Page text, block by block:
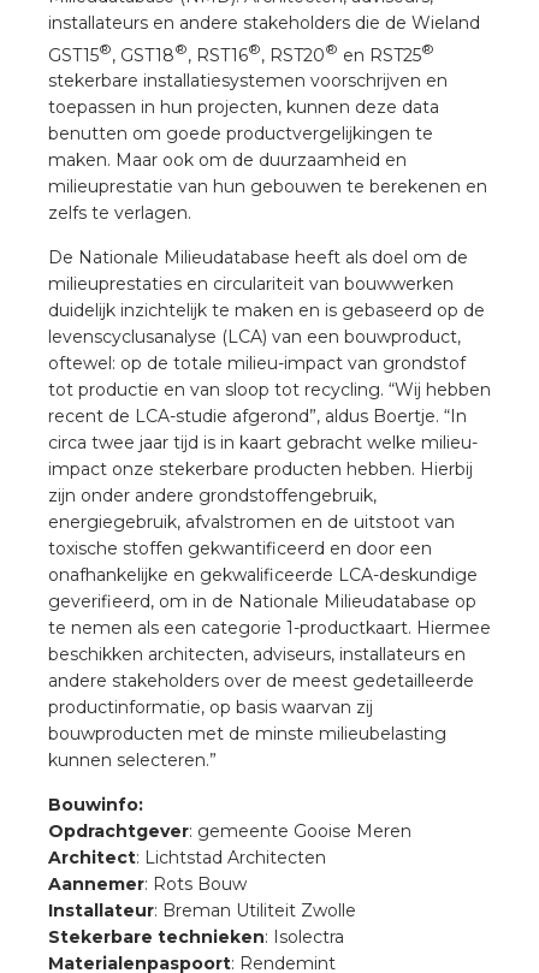
installateurs en andere stakeholders die de Wieland
GST15®, GST18®, RST16®, RST20® en RST25®
stekerbare installatiesystemen voorschrijven en
toepassen in hun projecten, kunnen deze data
benutten om goede productvergelijkingen te
maken. Maar ook om de duurzaamheid en
milieuprestatie van hun gebouwen te berekenen en
zelfs te verlagen.
De Nationale Milieudatabase heeft als doel om de
milieuprestaties en circulariteit van bouwwerken
duidelijk inzichtelijk te maken en is gebaseerd op de
levenscyclusanalyse (LCA) van een bouwproduct,
oftewel: op de totale milieu-impact van grondstof
tot productie en van sloop tot recycling. “Wij hebben
recent de LCA-studie afgerond”, aldus Boertje. “In
circa twee jaar tijd is in kaart gebracht welke milieu-
impact onze stekerbare producten hebben. Hierbij
zijn onder andere grondstoffengebruik,
energiegebruik, afvalstromen en de uitstoot van
toxische stoffen gekwantificeerd en door een
onafhankelijke en gekwalificeerde LCA-deskundige
geverifieerd, om in de Nationale Milieudatabase op
te nemen als een categorie 1-productkaart. Hiermee
beschikken architecten, adviseurs, installateurs en
andere stakeholders over de meest gedetailleerde
productinformatie, op basis waarvan zij
bouwproducten met de minste milieubelasting
kunnen selecteren.”
Bouwinfo:
Opdrachtgever: gemeente Gooise Meren
Architect: Lichtstad Architecten
Aannemer: Rots Bouw
Installateur: Breman Utiliteit Zwolle
Stekerbare technieken: Isolectra
Materialenpaspoort: Rendemint